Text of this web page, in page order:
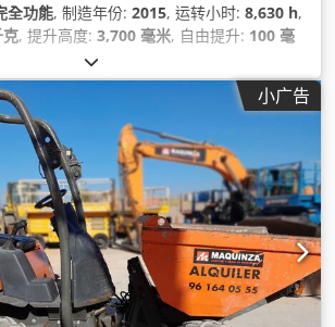
全功能, 制造年份: 2015, 运转小时: 8,630 h,
, 提升高度: 3,700 毫米, 自由提升: 100 毫
单向（Simplex）
度:1,710 毫米, 叉长:1,500 毫米, 空载重量:
型:Diesel 小广告